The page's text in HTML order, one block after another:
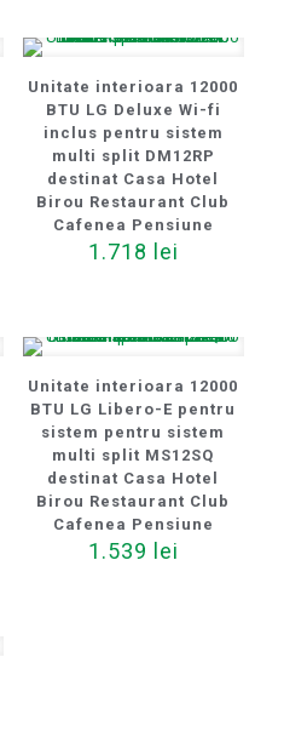
Unitate interioara 12000
BTU LG Deluxe Wi-fi
inclus pentru sistem
multi split DM12RP
destinat Casa Hotel
Birou Restaurant Club
Cafenea Pensiune
1.718 lei
Unitate interioara 12000
BTU LG Libero-E pentru
sistem pentru sistem
multi split MS12SQ
destinat Casa Hotel
Birou Restaurant Club
Cafenea Pensiune
1.539 lei